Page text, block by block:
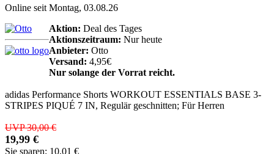
Online seit Montag, 03.08.26
Aktion: Deal des Tages
Aktionszeitraum: Nur heute
Anbieter: Otto
Versand: 4,95€
Nur solange der Vorrat reicht.
adidas Performance Shorts WORKOUT ESSENTIALS BASE 3-
STRIPES PIQUÉ 7 IN, Regulär geschnitten; Für Herren
UVP 30,00 €
19,99 €
Sie sparen: 10,01 €